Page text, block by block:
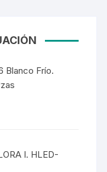
Blanco Frío.
I. HLED-